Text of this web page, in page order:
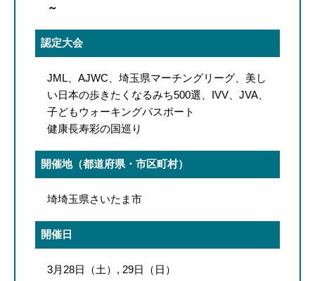
～
認定大会
JML、AJWC、埼玉県マーチングリーグ、美し
い日本の歩きたくなるみち500選、IVV、JVA、
子どもウォーキングパスポート
健康長寿彩の国巡り
開催地（都道府県・市区町村）
埼埼玉県さいたま市
開催日
3月28日（土）, 29日（日）